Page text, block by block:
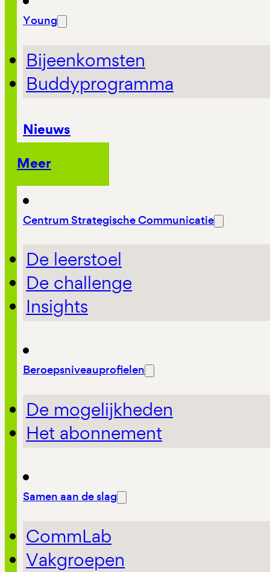
Young
Bijeenkomsten
Buddyprogramma
Nieuws
Meer
Centrum Strategische Communicatie
De leerstoel
De challenge
Insights
Beroepsniveauprofielen
De mogelijkheden
Het abonnement
Samen aan de slag
CommLab
Vakgroepen